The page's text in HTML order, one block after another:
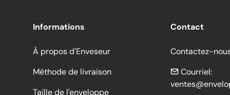
aux cartons,
Beaucoup
que d'autres
sécurité accrue.
Informations
À propos d'Enveseur
Méthode de livraison
Taille de l'enveloppe
Contact
Contactez-
Courriel: